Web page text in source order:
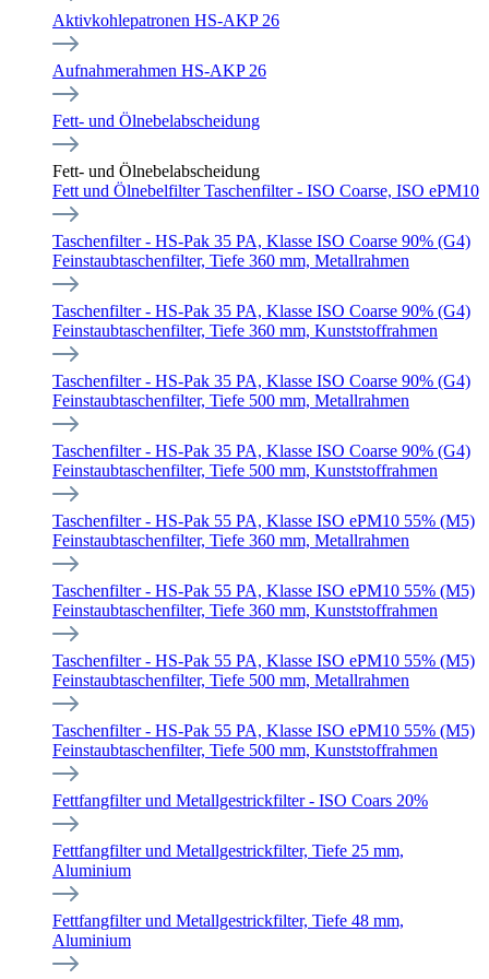
Aktivkohlepatronen HS-AKP 26
Aufnahmerahmen HS-AKP 26
Fett- und Ölnebelabscheidung
Fett- und Ölnebelabscheidung
Fett und Ölnebelfilter Taschenfilter - ISO Coarse, ISO ePM10
Taschenfilter - HS-Pak 35 PA, Klasse ISO Coarse 90% (G4)
Feinstaubtaschenfilter, Tiefe 360 mm, Metallrahmen
Taschenfilter - HS-Pak 35 PA, Klasse ISO Coarse 90% (G4)
Feinstaubtaschenfilter, Tiefe 360 mm, Kunststoffrahmen
Taschenfilter - HS-Pak 35 PA, Klasse ISO Coarse 90% (G4)
Feinstaubtaschenfilter, Tiefe 500 mm, Metallrahmen
Taschenfilter - HS-Pak 35 PA, Klasse ISO Coarse 90% (G4)
Feinstaubtaschenfilter, Tiefe 500 mm, Kunststoffrahmen
Taschenfilter - HS-Pak 55 PA, Klasse ISO ePM10 55% (M5)
Feinstaubtaschenfilter, Tiefe 360 mm, Metallrahmen
Taschenfilter - HS-Pak 55 PA, Klasse ISO ePM10 55% (M5)
Feinstaubtaschenfilter, Tiefe 360 mm, Kunststoffrahmen
Taschenfilter - HS-Pak 55 PA, Klasse ISO ePM10 55% (M5)
Feinstaubtaschenfilter, Tiefe 500 mm, Metallrahmen
Taschenfilter - HS-Pak 55 PA, Klasse ISO ePM10 55% (M5)
Feinstaubtaschenfilter, Tiefe 500 mm, Kunststoffrahmen
Fettfangfilter und Metallgestrickfilter - ISO Coars 20%
Fettfangfilter und Metallgestrickfilter, Tiefe 25 mm,
Aluminium
Fettfangfilter und Metallgestrickfilter, Tiefe 48 mm,
Aluminium